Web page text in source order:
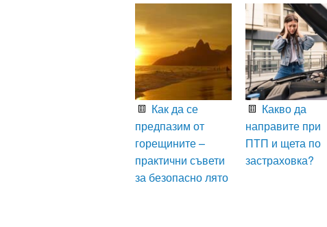
Как да се
предпазим от
горещините –
практични съвети
за безопасно лято
Какво да
направите при
ПТП и щета по
застраховка?